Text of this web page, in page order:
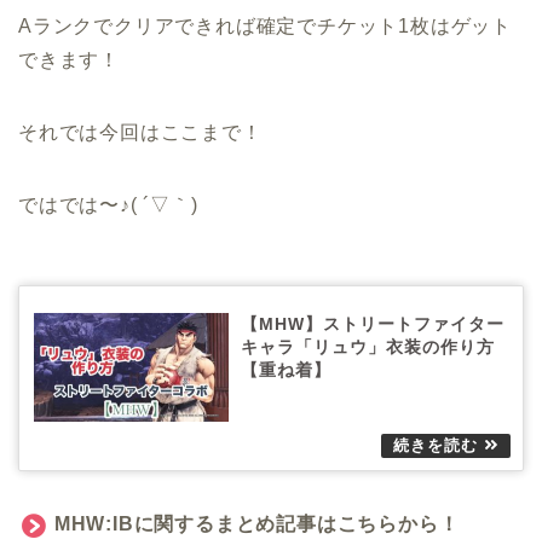
Aランクでクリアできれば確定でチケット1枚はゲット
できます！
それでは今回はここまで！
ではでは〜♪( ´▽｀)
【MHW】ストリートファイター
キャラ「リュウ」衣装の作り方
【重ね着】
MHW:IBに関するまとめ記事はこちらから！